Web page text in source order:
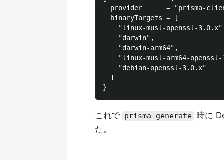
provider      = "prisma-
  binaryTargets = [
"linux-musl-openssl-
    "darwin",
    "darwin-arm64",
"linux-musl-arm64-openssl-
"debian-openssl-3.0.x"
  ]
これで prisma generate 時に
た。